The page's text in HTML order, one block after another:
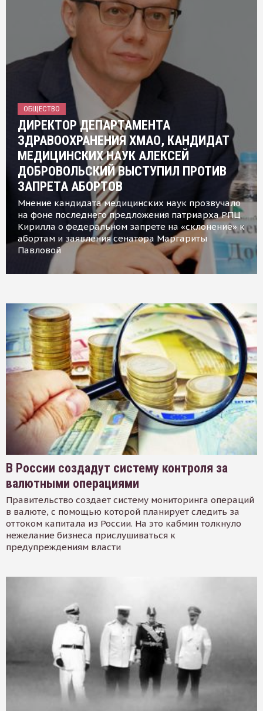
ОБЩЕСТВО
ДИРЕКТОР ДЕПАРТАМЕНТА
ЗДРАВООХРАНЕНИЯ ХМАО, КАНДИДАТ
МЕДИЦИНСКИХ НАУК АЛЕКСЕЙ
ДОБРОВОЛЬСКИЙ ВЫСТУПИЛ ПРОТИВ
ЗАПРЕТА АБОРТОВ
Мнение кандидата медицинских наук прозвучало
на фоне последнего предложения патриарха РПЦ
Кирилла о федеральном запрете на «склонение» к
абортам и заявления сенатора Маргариты
Павловой
В России создадут систему контроля за
валютными операциями
Правительство создает систему мониторинга операций
в валюте, с помощью которой планирует следить за
оттоком капитала из России. На это кабмин толкнуло
нежелание бизнеса прислушиваться к
предупреждениям власти